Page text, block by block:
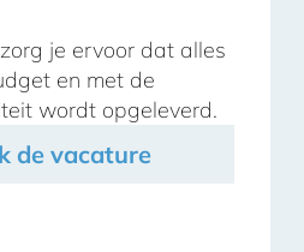
je ervoor dat alles
en met de
wordt opgeleverd.
de vacature